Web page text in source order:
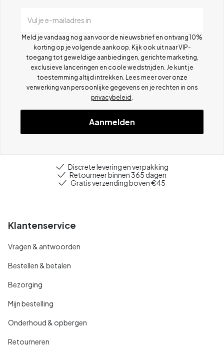
Vul je e-mailadres in
Meld je vandaag nog aan voor de nieuwsbrief en ontvang 10%
korting op je volgende aankoop. Kijk ook uit naar VIP-
toegang tot geweldige aanbiedingen, gerichte marketing,
exclusieve lanceringen en coole wedstrijden. Je kunt je
toestemming altijd intrekken. Lees meer over onze
verwerking van persoonlijke gegevens en je rechten in ons
privacybeleid
Aanmelden
Discrete levering en verpakking
Retourneer binnen 365 dagen
Gratis verzending boven €45
Klantenservice
Vragen & antwoorden
Bestellen & betalen
Bezorging
Mijn bestelling
Onderhoud & opbergen
Retourneren